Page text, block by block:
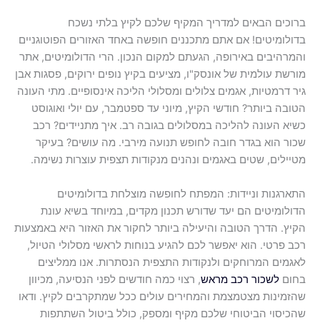
ברוכים הבאים למדריך המקיף שלכם לקיץ בלתי נשכח
בדולומיטים! אם אתם מתכננים חופשה באחד האזורים הפוטוגניים
והמרהיבים באירופה, הגעתם למקום הנכון. הרי הדולומיטים, אתר
מורשת עולמית של אונסק"ו, מציעים בקיץ נופים ירוקים, פסגות אבן
גיר דרמטיות, אגמים צלולים ומסלולי הליכה אינסופיים. מתי העונה
הטובה ביותר? חודשי הקיץ, מיוני עד ספטמבר, עם יולי ואוגוסט
כשיא העונה להליכה במסלולים בגובה רב. איך מתניידים? רכב
שכור הוא בגדר חובה לחופש תנועה מירבי. מה עושים? בעיקר
מטיילים, שטים באגמים ונהנים מנקודות תצפית עוצרות נשימה.
התארגנות וניידות: המפתח לחופשה מוצלחת בדולומיטים
הדולומיטים הם יעד שדורש תכנון מקדים, במיוחד בשיא עונת
הקיץ. הדרך הטובה והיעילה ביותר לחקור את האזור היא באמצעות
רכב פרטי. הוא יאפשר לכם להגיע בנוחות לראשי מסלולי הטיול,
לאגמים המרוחקים ולנקודות התצפית הנסתרות. אנו ממליצים
בחום לשכור רכב מראש, רצוי כמה חודשים לפני הנסיעה, מכיוון
שהזמינות מצטמצמת והמחירים עולים ככל שמתקרבים לקיץ. ודאו
שהכיסוי הביטוחי שלכם מקיף ומספק, כולל ביטול השתתפות